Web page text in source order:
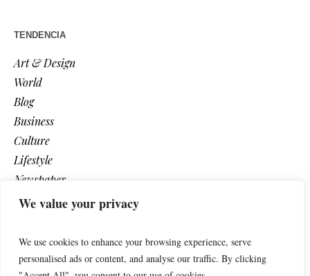
We value your privacy
We use cookies to enhance your browsing experience, serve
personalised ads or content, and analyse our traffic. By clicking
TENDENCIA
Art & Design
World
Blog
Business
Culture
Lifestyle
Newspaper
Photos